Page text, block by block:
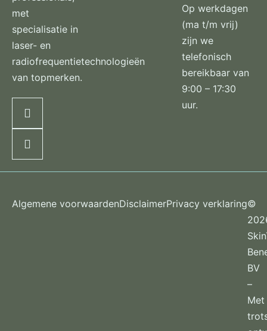
met
specialisatie in
laser- en
radiofrequentietechnologieën
van topmerken.
Op werkdagen
(ma t/m vrij)
zijn we
telefonisch
bereikbaar van
9:00 – 17:30
uur.
Algemene voorwaardenDisclaimerPrivacy verklaring©
BV
–
Met